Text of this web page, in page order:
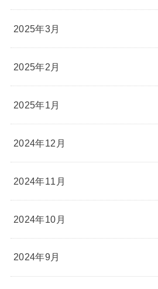
2025年3月
2025年2月
2025年1月
2024年12月
2024年11月
2024年10月
2024年9月